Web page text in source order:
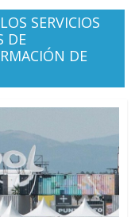
SERVICIOS
DE
DE